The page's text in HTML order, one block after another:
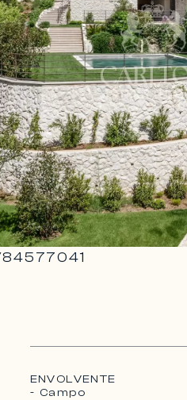
84577041
ENVOLVENTE
- Campo